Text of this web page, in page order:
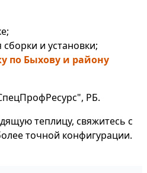
и установки;
по Быхову и району
РБ.
теплицу, свяжитесь с
точной конфигурации.